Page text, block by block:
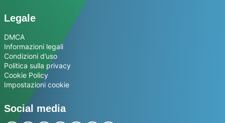
Legale
DMCA
Informazioni legali
Condizioni d’uso
Politica sulla privacy
Cookie Policy
Impostazioni cookie
Social media